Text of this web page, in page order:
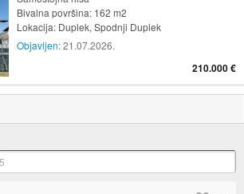
Bivalna površina: 162 m2
Lokacija: Duplek, Spodnji Duplek
Objavljen:21.07.2026.
210.000 €